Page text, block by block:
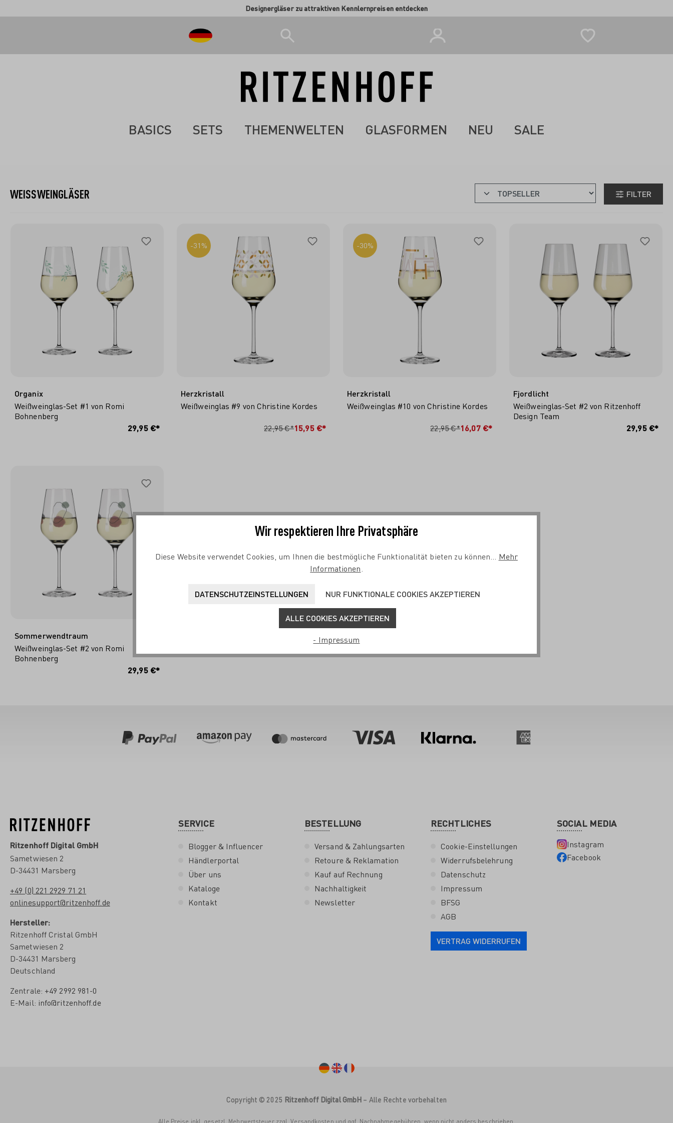
Designergläser zu attraktiven Kennlernpreisen entdecken
BASICS SETS THEMENWELTEN GLASFORMEN NEU SALE
WEISSWEINGLÄSER FILTER
IN DEN WARENKORB
Organix
Weißweinglas-Set #1 von Romi
Bohnenberg
29,95 €*
-31%
Herzkristall
Weißweinglas #9 von Christine Kordes
22,95 €*15,95 €*
-30%
Herzkristall
Weißweinglas #10 von Christine Kordes
22,95 €*16,07 €*
IN DEN WARENKORB
Fjordlicht
Weißweinglas-Set #2 von Ritzenhoff
Design Team
29,95 €*
IN DEN WARENKORB
Sommerwendtraum
Weißweinglas-Set #2 von Romi
Bohnenberg
29,95 €*
Ritzenhoff Digital GmbH
Sametwiesen 2
D-34431 Marsberg
+49 (0) 221 2929 71 21
onlinesupport@ritzenhoff.de
Hersteller:
Ritzenhoff Cristal GmbH
Sametwiesen 2
D-34431 Marsberg
Deutschland
Zentrale: +49 2992 981-0
E-Mail: info@ritzenhoff.de
SERVICE
Blogger & Influencer
Händlerportal
Über uns
Kataloge
Kontakt
BESTELLUNG
Versand & Zahlungsarten
Retoure & Reklamation
Kauf auf Rechnung
Nachhaltigkeit
Newsletter
RECHTLICHES
Cookie-Einstellungen
Widerrufsbelehrung
Datenschutz
Impressum
BFSG
AGB
VERTRAG WIDERRUFEN
SOCIAL MEDIA
Instagram
Facebook
Copyright © 2025 Ritzenhoff Digital GmbH – Alle Rechte vorbehalten
Alle Preise inkl. gesetzl. Mehrwertsteuer zzgl. Versandkosten und ggf. Nachnahmegebühren, wenn nicht anders beschrieben.
Wir respektieren Ihre Privatsphäre
Diese Website verwendet Cookies, um Ihnen die bestmögliche Funktionalität bieten zu können... Mehr
Informationen
DATENSCHUTZEINSTELLUNGEN NUR FUNKTIONALE COOKIES AKZEPTIEREN
ALLE COOKIES AKZEPTIEREN
- Impressum